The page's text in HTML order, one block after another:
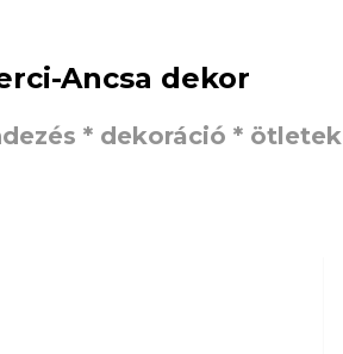
Ancsa dekor
* dekoráció * ötletek